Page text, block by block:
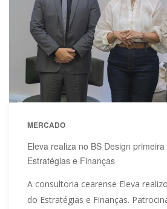
MERCADO
Eleva realiza no BS Design
Estratégias e Finanças
A consultoria cearense Eleva
do Estratégias e Finanças.